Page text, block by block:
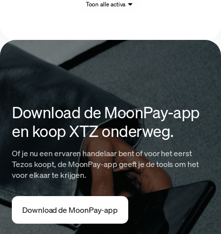
Toon alle activa
Download de MoonPay-app
en koop XTZ onderweg.
Of je nu een ervaren handelaar bent of voor het eerst
Tezos koopt, de MoonPay-app geeft je de tools om het
voor elkaar te krijgen.
Download de MoonPay-app